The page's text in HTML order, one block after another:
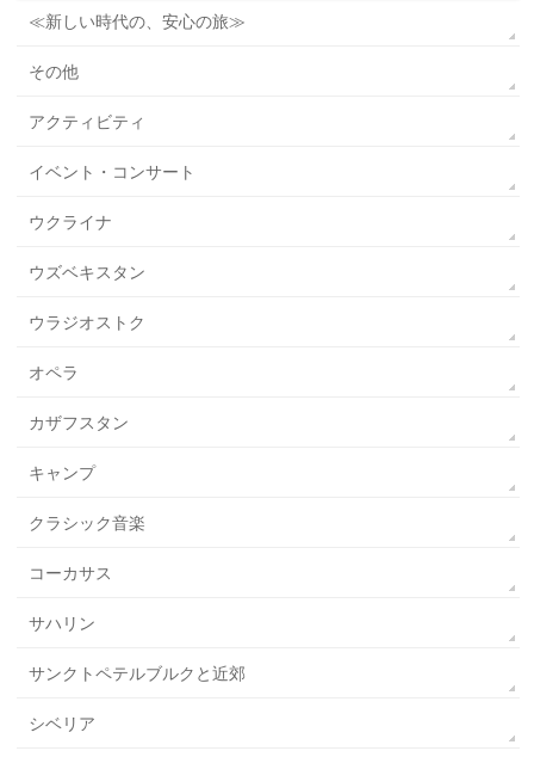
≪新しい時代の、安心の旅≫
その他
アクティビティ
イベント・コンサート
ウクライナ
ウズベキスタン
ウラジオストク
オペラ
カザフスタン
キャンプ
クラシック音楽
コーカサス
サハリン
サンクトペテルブルクと近郊
シベリア